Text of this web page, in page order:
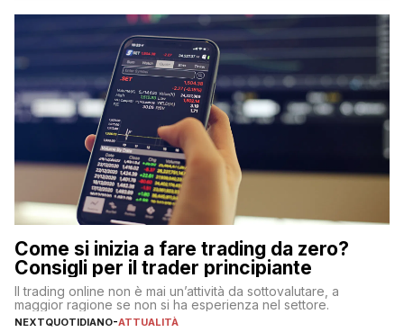
Come si inizia a fare trading da zero?
Consigli per il trader principiante
Il trading online non è mai un’attività da sottovalutare, a
maggior ragione se non si ha esperienza nel settore.
NEXTQUOTIDIANO-ATTUALITÀ